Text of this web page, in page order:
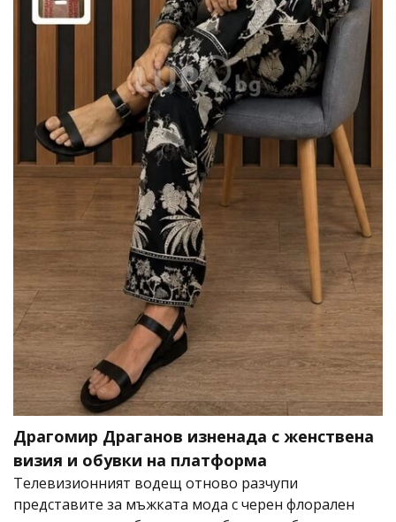
Драгомир Драганов изненада с женствена
визия и обувки на платформа
Телевизионният водещ отново разчупи
представите за мъжката мода с черен флорален